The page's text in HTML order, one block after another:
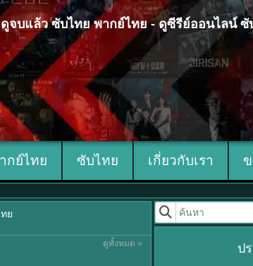
จบแล้ว ซับไทย พากย์ไทย - ดูซีรีย์ออนไลน์
กย์ไทย ซับไทย เกี่ยวกับเรา
ย
ดูทั้งหมด » ป